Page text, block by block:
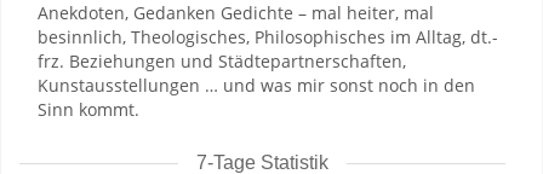
Anekdoten, Gedanken Gedichte – mal heiter, mal
besinnlich, Theologisches, Philosophisches im Alltag, dt.-
frz. Beziehungen und Städtepartnerschaften,
Kunstausstellungen … und was mir sonst noch in den
Sinn kommt.
7-Tage Statistik